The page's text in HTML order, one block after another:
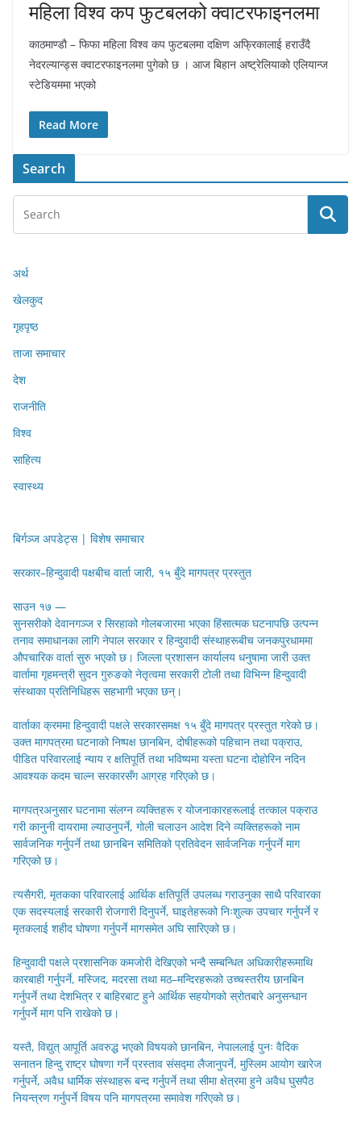
महिला विश्व कप फुटबलको क्वाटरफाइनलमा
काठमाण्डाै – फिफा महिला विश्व कप फुटबलमा दक्षिण अफ्रिकालाई हराउँदै
नेदरल्यान्ड्स क्वाटरफाइनलमा पुगेको छ । आज बिहान अष्ट्रेलियाको एलियान्ज
स्टेडियममा भएको
Read More
Search
अर्थ
खेलकुद
गृहपृष्ठ
ताजा समाचार
देश
राजनीति
विश्व
साहित्य
स्वास्थ्य
बिर्गञ्ज अपडेट्स | विशेष समाचार
सरकार–हिन्दुवादी पक्षबीच वार्ता जारी, १५ बुँदे मागपत्र प्रस्तुत
साउन १७ —
सुनसरीको देवानगञ्ज र सिरहाको गोलबजारमा भएका हिंसात्मक घटनापछि उत्पन्न
तनाव समाधानका लागि नेपाल सरकार र हिन्दुवादी संस्थाहरूबीच जनकपुरधाममा
औपचारिक वार्ता सुरु भएको छ। जिल्ला प्रशासन कार्यालय धनुषामा जारी उक्त
वार्तामा गृहमन्त्री सुदन गुरुङको नेतृत्वमा सरकारी टोली तथा विभिन्न हिन्दुवादी
संस्थाका प्रतिनिधिहरू सहभागी भएका छन्।
वार्ताका क्रममा हिन्दुवादी पक्षले सरकारसमक्ष १५ बुँदे मागपत्र प्रस्तुत गरेको छ।
उक्त मागपत्रमा घटनाको निष्पक्ष छानबिन, दोषीहरूको पहिचान तथा पक्राउ,
पीडित परिवारलाई न्याय र क्षतिपूर्ति तथा भविष्यमा यस्ता घटना दोहोरिन नदिन
आवश्यक कदम चाल्न सरकारसँग आग्रह गरिएको छ।
मागपत्रअनुसार घटनामा संलग्न व्यक्तिहरू र योजनाकारहरूलाई तत्काल पक्राउ
गरी कानुनी दायरामा ल्याउनुपर्ने, गोली चलाउन आदेश दिने व्यक्तिहरूको नाम
सार्वजनिक गर्नुपर्ने तथा छानबिन समितिको प्रतिवेदन सार्वजनिक गर्नुपर्ने माग
गरिएको छ।
त्यसैगरी, मृतकका परिवारलाई आर्थिक क्षतिपूर्ति उपलब्ध गराउनुका साथै परिवारका
एक सदस्यलाई सरकारी रोजगारी दिनुपर्ने, घाइतेहरूको निःशुल्क उपचार गर्नुपर्ने र
मृतकलाई शहीद घोषणा गर्नुपर्ने मागसमेत अघि सारिएको छ।
हिन्दुवादी पक्षले प्रशासनिक कमजोरी देखिएको भन्दै सम्बन्धित अधिकारीहरूमाथि
कारबाही गर्नुपर्ने, मस्जिद, मदरसा तथा मठ–मन्दिरहरूको उच्चस्तरीय छानबिन
गर्नुपर्ने तथा देशभित्र र बाहिरबाट हुने आर्थिक सहयोगको स्रोतबारे अनुसन्धान
गर्नुपर्ने माग पनि राखेको छ।
यस्तै, विद्युत् आपूर्ति अवरुद्ध भएको विषयको छानबिन, नेपाललाई पुनः वैदिक
सनातन हिन्दु राष्ट्र घोषणा गर्ने प्रस्ताव संसद्मा लैजानुपर्ने, मुस्लिम आयोग खारेज
गर्नुपर्ने, अवैध धार्मिक संस्थाहरू बन्द गर्नुपर्ने तथा सीमा क्षेत्रमा हुने अवैध घुसपैठ
नियन्त्रण गर्नुपर्ने विषय पनि मागपत्रमा समावेश गरिएको छ।